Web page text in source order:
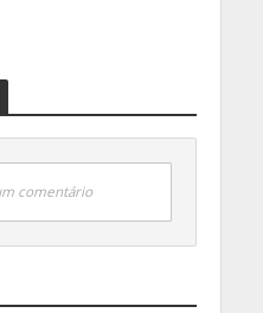
comentário